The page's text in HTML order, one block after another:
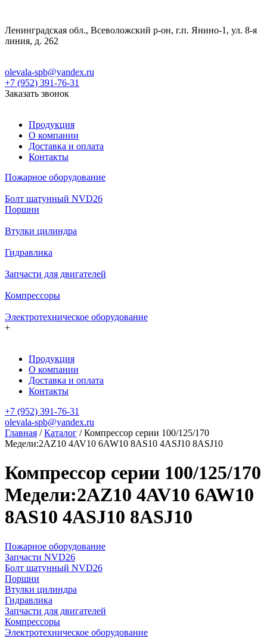
Ленинградская обл., Всеволожский р-он, г.п. Янино-1, ул. 8-я
линия, д. 262
olevala-spb@yandex.ru
+7 (952) 391-76-31
Заказать звонок
Продукция
О компании
Доставка и оплата
Контакты
Пожарное оборудование
Болт шатунный NVD26
Поршни
Втулки цилиндра
Гидравлика
Запчасти для двигателей
Компрессоры
Электротехническое оборудование
+
Продукция
О компании
Доставка и оплата
Контакты
+7 (952) 391-76-31
olevala-spb@yandex.ru
Главная /Каталог /Компрессор серии 100/125/170
Медели:2AZ10 4AV10 6AW10 8AS10 4ASJ10 8ASJ10
Компрессор серии 100/125/170
Медели:2AZ10 4AV10 6AW10
8AS10 4ASJ10 8ASJ10
Пожарное оборудование
Запчасти NVD26
Болт шатунный NVD26
Поршни
Втулки цилиндра
Гидравлика
Запчасти для двигателей
Компрессоры
Электротехническое оборудование